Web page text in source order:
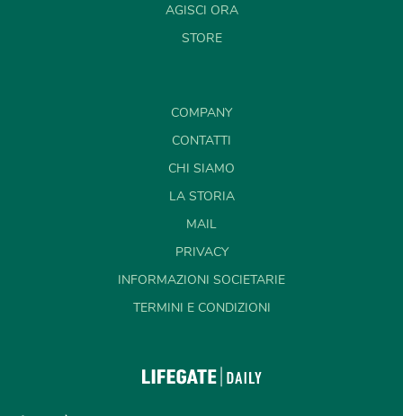
AGISCI ORA
STORE
COMPANY
CONTATTI
CHI SIAMO
LA STORIA
MAIL
PRIVACY
INFORMAZIONI SOCIETARIE
TERMINI E CONDIZIONI